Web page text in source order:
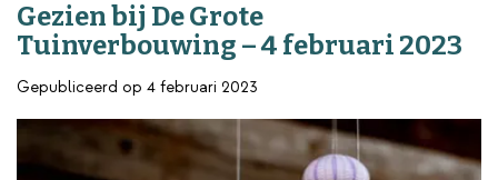
Gezien bij De Grote
Tuinverbouwing – 4 februari 2023
Gepubliceerd op 4 februari 2023